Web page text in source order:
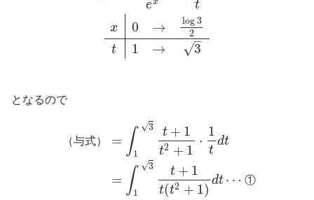
e t
x
t
0
1
→
→
log 3
2
3
–
√
となるので
（与式） = ∫ 3
√
1
t + 1
t2 + 1
⋅
1
t
dt
= ∫ 3
√
1
t + 1
t(t2 + 1)
dt ⋯ ①